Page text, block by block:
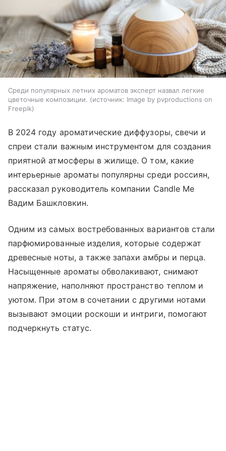
Среди популярных летних ароматов эксперт назвал легкие
цветочные композиции.
источник: Image by pvproductions on
Freepik
В 2024 году ароматические диффузоры, свечи и
спреи стали важным инструментом для создания
приятной атмосферы в жилище. О том, какие
интерьерные ароматы популярны среди россиян,
рассказал руководитель компании Candle Me
Вадим Башкловкин.
Одним из самых востребованных вариантов стали
парфюмированные изделия, которые содержат
древесные ноты, а также запахи амбры и перца.
Насыщенные ароматы обволакивают, снимают
напряжение, наполняют пространство теплом и
уютом. При этом в сочетании с другими нотами
вызывают эмоции роскоши и интриги, помогают
подчеркнуть статус.